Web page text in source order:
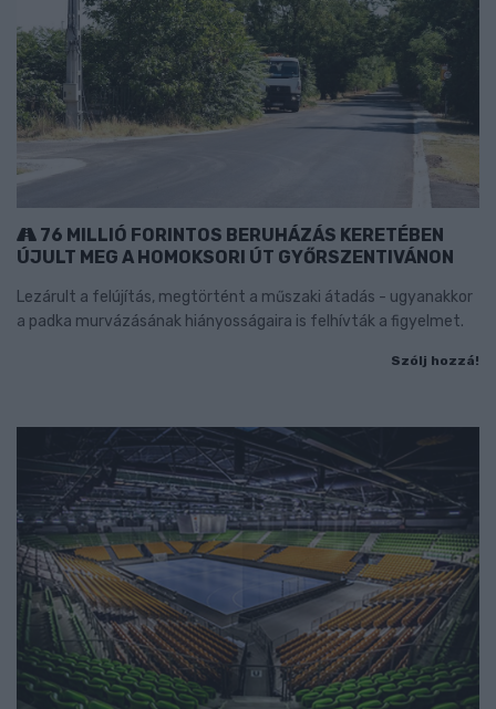
76 MILLIÓ FORINTOS BERUHÁZÁS KERETÉBEN
ÚJULT MEG A HOMOKSORI ÚT GYŐRSZENTIVÁNON
Lezárult a felújítás, megtörtént a műszaki átadás - ugyanakkor
a padka murvázásának hiányosságaira is felhívták a figyelmet.
Szólj hozzá!